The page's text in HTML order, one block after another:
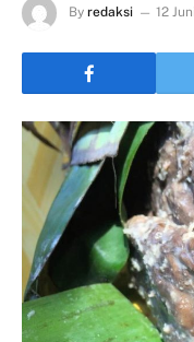
By redaksi 12